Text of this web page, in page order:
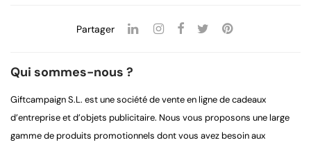
Partager
Qui sommes-nous ?
Giftcampaign S.L. est une société de vente en ligne de cadeaux
d’entreprise et d’objets publicitaire. Nous vous proposons une large
gamme de produits promotionnels dont vous avez besoin aux